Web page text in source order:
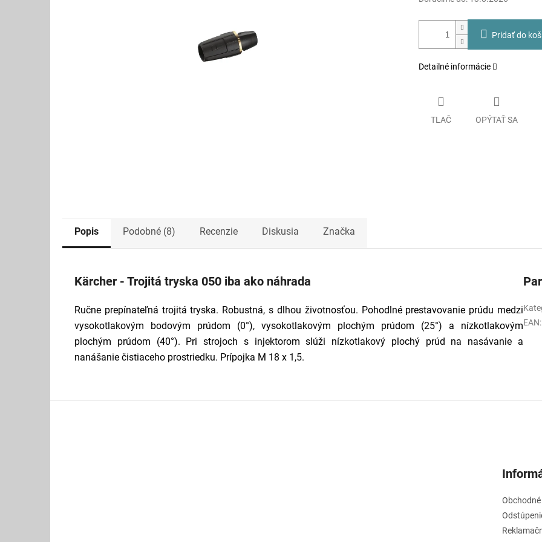
Pridať do
Detailné informácie
TLAČ OPÝTAŤ SA
Popis Podobné (8) Recenzie Diskusia Značka
Kärcher - Trojitá tryska 050 iba ako náhrada
Ručne prepínateľná trojitá tryska. Robustná, s dlhou životnosťou. Pohodlné prestavovanie prúdu medzi
vysokotlakovým bodovým prúdom (0°), vysokotlakovým plochým prúdom (25°) a nízkotlakovým
plochým prúdom (40°). Pri strojoch s injektorom slúži nízkotlakový plochý prúd na nasávanie a
nanášanie čistiaceho prostriedku. Prípojka M 18 x 1,5.
EAN: